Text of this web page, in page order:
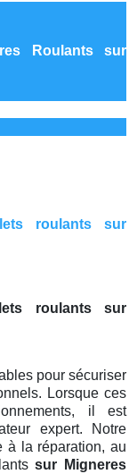
Roulants sur
roulants sur
roulants sur
pour sécuriser
Lorsque ces
il est
expert. Notre
à la réparation, au
sur Migneres